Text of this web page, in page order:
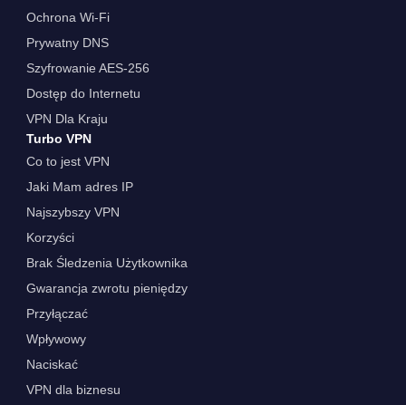
Ochrona Wi-Fi
Prywatny DNS
Szyfrowanie AES-256
Dostęp do Internetu
VPN Dla Kraju
Turbo VPN
Co to jest VPN
Jaki Mam adres IP
Najszybszy VPN
Korzyści
Brak Śledzenia Użytkownika
Gwarancja zwrotu pieniędzy
Przyłączać
Wpływowy
Naciskać
VPN dla biznesu